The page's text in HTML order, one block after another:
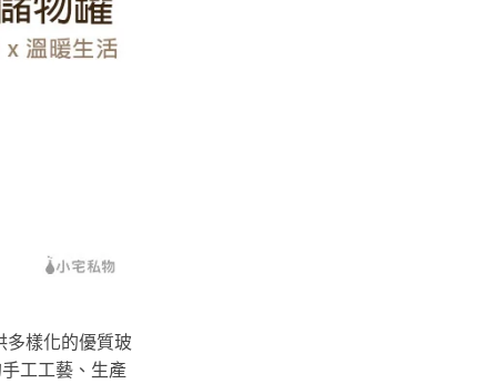
樣化的優質玻
工工藝、生產